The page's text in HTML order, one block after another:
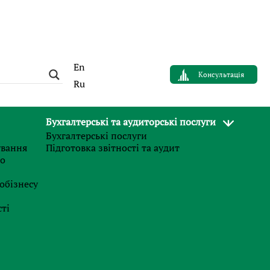
En
Ru
Консультація
Бухгалтерські та аудиторські послуги
Бухгалтерські послуги
Підготовка звітності та аудит
АВТОР
Сергій Панов